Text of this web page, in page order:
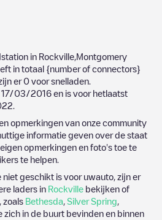
in Rockville Montgomery
in totaal {number of connectors}
er 0 voor snelladen.
17/03/2016 en is voor hetlaatst
opmerkingen van onze community
informatie geven over de staat
opmerkingen en foto's toe te
te helpen.
niet geschikt is voor uwauto, zijn er
laders in Rockville bekijken of
zoals Bethesda Silver Spring
zich in de buurt bevinden en binnen